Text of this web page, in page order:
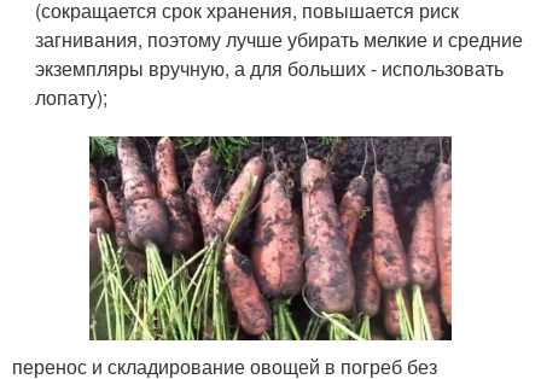
(сокращается срок хранения, повышается риск
загнивания, поэтому лучше убирать мелкие и средние
экземпляры вручную, а для больших - использовать
лопату);
перенос и складирование овощей в погреб без